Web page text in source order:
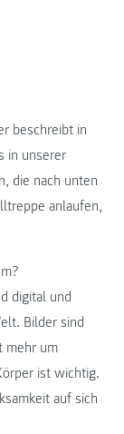
beschreibt in
in unserer
die nach unten
anlaufen,
digital und
Bilder sind
mehr um
ist wichtig.
auf sich